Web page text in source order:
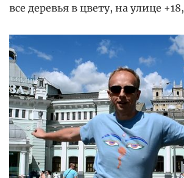
все деревья в цвету, на улице +18,